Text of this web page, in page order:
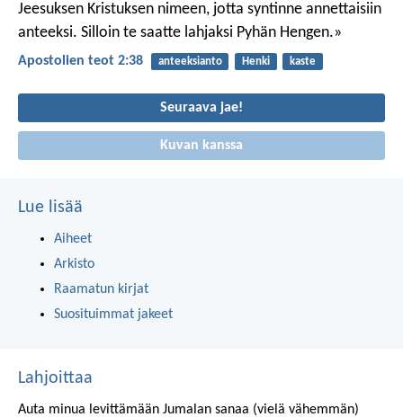
Jeesuksen Kristuksen nimeen, jotta syntinne annettaisiin
anteeksi. Silloin te saatte lahjaksi Pyhän Hengen.»
Apostolien teot 2:38 anteeksianto Henki kaste
Seuraava jae!
Kuvan kanssa
Lue lisää
Aiheet
Arkisto
Raamatun kirjat
Suosituimmat jakeet
Lahjoittaa
Auta minua levittämään Jumalan sanaa (vielä vähemmän)